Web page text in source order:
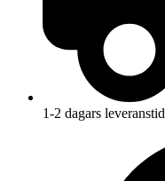
1-2 dagars leveranstid